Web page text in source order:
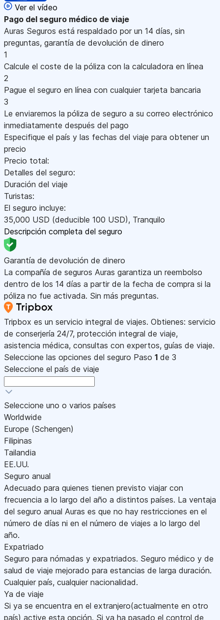
Ver el vídeo
Pago del seguro médico de viaje
Auras Seguros está respaldado por un 14 días, sin
preguntas, garantía de devolución de dinero
1
Calcule el coste de la póliza con la calculadora en línea
2
Pague el seguro en línea con cualquier tarjeta bancaria
3
Le enviaremos la póliza de seguro a su correo electrónico
inmediatamente después del pago
Especifique el país y las fechas del viaje para obtener un
precio
Precio total:
Detalles del seguro:
Duración del viaje
Turistas:
El seguro incluye:
35,000 USD (deducible 100 USD), Tranquilo
Descripción completa del seguro
Garantía de devolución de dinero
La compañía de seguros Auras garantiza un reembolso
dentro de los 14 días a partir de la fecha de compra si la
póliza no fue activada. Sin más preguntas.
Tripbox es un servicio integral de viajes. Obtienes: servicio
de conserjería 24/7, protección integral de viaje,
asistencia médica, consultas con expertos, guías de viaje.
Seleccione las opciones del seguro Paso 1 de 3
Seleccione el país de viaje
Seleccione uno o varios países
Worldwide
Europe (Schengen)
Filipinas
Tailandia
EE.UU.
Seguro anual
Adecuado para quienes tienen previsto viajar con
frecuencia a lo largo del año a distintos países. La ventaja
del seguro anual Auras es que no hay restricciones en el
número de días ni en el número de viajes a lo largo del
año.
Expatriado
Seguro para nómadas y expatriados. Seguro médico y de
salud de viaje mejorado para estancias de larga duración.
Cualquier país, cualquier nacionalidad.
Ya de viaje
Si ya se encuentra en el extranjero(actualmente en otro
país) active esta opción. Si ya ha pasado el control de